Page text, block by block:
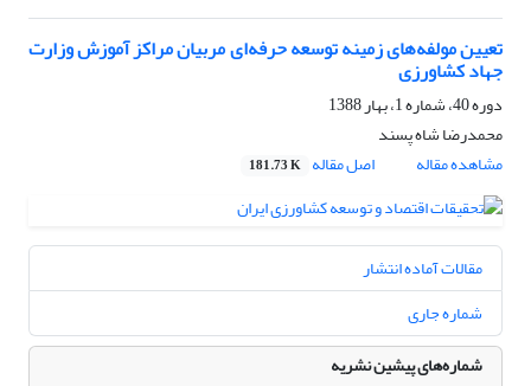
تعیین مولفه‌های زمینه توسعه حرفه‌ای مربیان مراکز آموزش وزارت
جهاد کشاورزی
دوره 40، شماره 1، بهار 1388
محمدرضا شاه پسند
مشاهده مقاله
اصل مقاله 181.73 K
مقالات آماده انتشار
شماره جاری
شماره‌های پیشین نشریه